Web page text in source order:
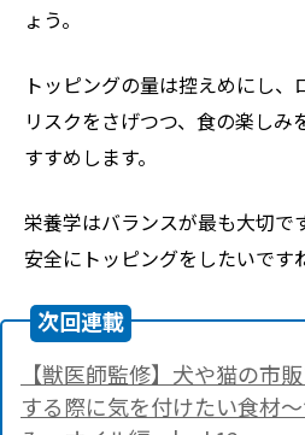
ょう。
トッピングの量は控えめにし、
リスクをさげつつ、食の楽しみ
すすめします。
栄養学はバランスが最も大切で
安全にトッピングをしたいです
次回連載
【獣医師監修】犬や猫の市
する際に気を付けたい食材